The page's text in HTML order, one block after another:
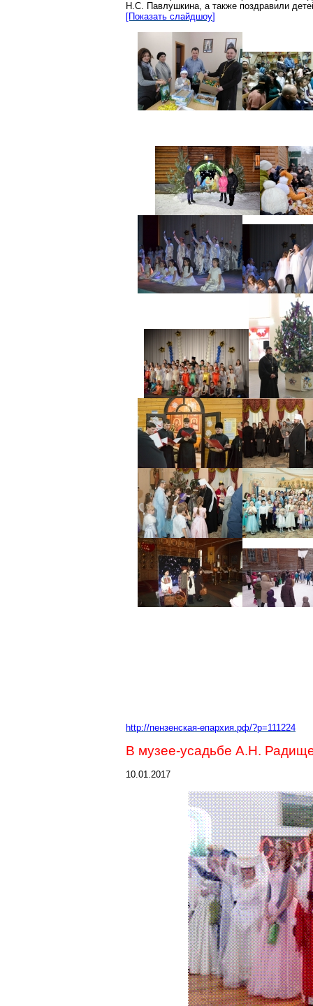
Н.С. Павлушкина, а также поздравили
[Показать слайдшоу]
http://пензенская-епархия.рф/?p=111224
В музее-усадьбе А.Н.
10.01.2017